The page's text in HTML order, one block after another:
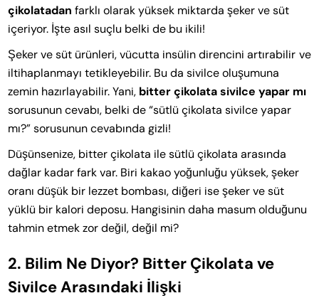
çikolatadan farklı olarak yüksek miktarda şeker ve süt
içeriyor. İşte asıl suçlu belki de bu ikili!
Şeker ve süt ürünleri, vücutta insülin direncini artırabilir ve
iltihaplanmayı tetikleyebilir. Bu da sivilce oluşumuna
zemin hazırlayabilir. Yani, bitter çikolata sivilce yapar mı
sorusunun cevabı, belki de “sütlü çikolata sivilce yapar
mı?” sorusunun cevabında gizli!
Düşünsenize, bitter çikolata ile sütlü çikolata arasında
dağlar kadar fark var. Biri kakao yoğunluğu yüksek, şeker
oranı düşük bir lezzet bombası, diğeri ise şeker ve süt
yüklü bir kalori deposu. Hangisinin daha masum olduğunu
tahmin etmek zor değil, değil mi?
2. Bilim Ne Diyor? Bitter Çikolata ve
Sivilce Arasındaki İlişki